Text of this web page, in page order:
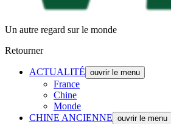
Un autre regard sur le monde
Retourner
ACTUALITÉ ouvrir le menu
France
Chine
Monde
CHINE ANCIENNE ouvrir le menu